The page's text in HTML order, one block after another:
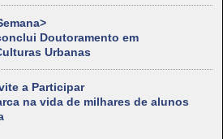
Doutoramento em
Urbanas
a Participar
na vida de milhares de alunos